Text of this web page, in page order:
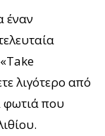
έναν
λιγότερο από
φωτιά που